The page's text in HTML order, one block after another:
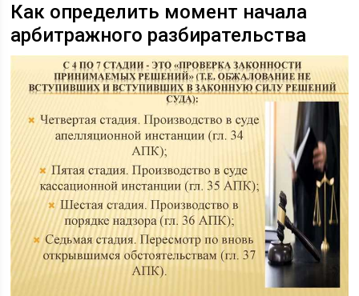
Как определить момент начала
арбитражного разбирательства